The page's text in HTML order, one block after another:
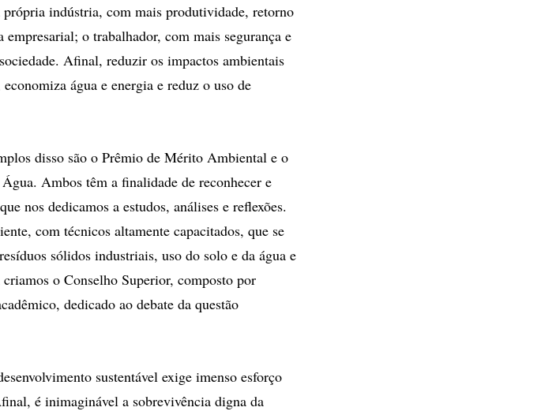
própria indústria, com mais produtividade, retorno
o trabalhador, com mais segurança e
Afinal, reduzir os impactos ambientais
água e energia e reduz o uso de
disso são o Prêmio de Mérito Ambiental e o
Ambos têm a finalidade de reconhecer e
nos dedicamos a estudos, análises e reflexões.
com técnicos altamente capacitados, que se
sólidos industriais, uso do solo e da água e
o Conselho Superior, composto por
dedicado ao debate da questão
sustentável exige imenso esforço
é inimaginável a sobrevivência digna da